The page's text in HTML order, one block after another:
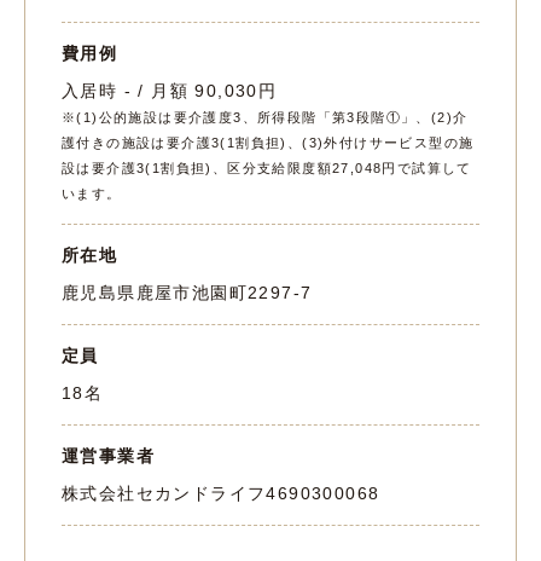
費用例
入居時 - / 月額 90,030円
※(1)公的施設は要介護度3、所得段階「第3段階①」、(2)介
護付きの施設は要介護3(1割負担)、(3)外付けサービス型の施
設は要介護3(1割負担)、区分支給限度額27,048円で試算して
います。
所在地
鹿児島県鹿屋市池園町2297-7
定員
18名
運営事業者
株式会社セカンドライフ4690300068